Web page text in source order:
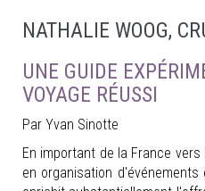
NATHALIE WOOG,
UNE GUIDE
VOYAGE RÉUSSI
Par Yvan Sinotte
En important de la France
en organisation d'événements